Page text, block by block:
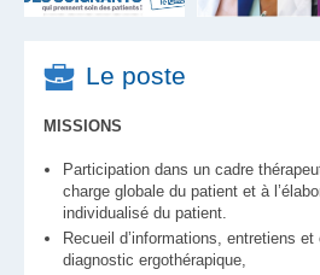
Le poste
MISSIONS
Participation dans un cadre
charge globale du patient et à
individualisé du patient.
Recueil d’informations, entretiens
diagnostic ergothérapique,